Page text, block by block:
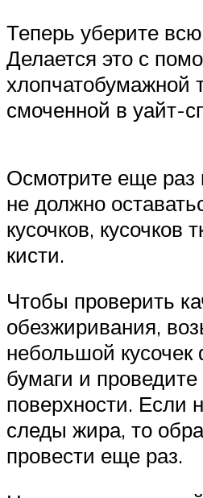
Теперь уберите
Делается это с
хлопчатобумажной
смоченной в уайт-
Осмотрите еще раз
не должно
кусочков, кусочков
кисти.
Чтобы проверить
обезжиривания,
небольшой кусочек
бумаги и
поверхности. Если
следы жира, то
провести еще раз.